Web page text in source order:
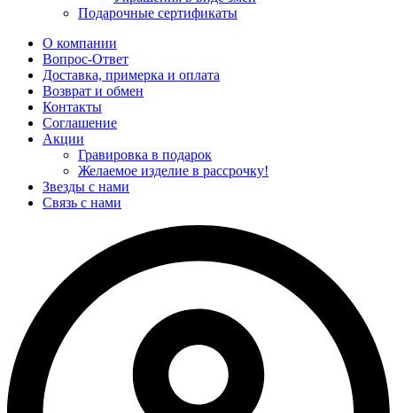
Подарочные сертификаты
О компании
Вопрос-Ответ
Доставка, примерка и оплата
Возврат и обмен
Контакты
Соглашение
Акции
Гравировка в подарок
Желаемое изделие в рассрочку!
Звезды с нами
Связь с нами